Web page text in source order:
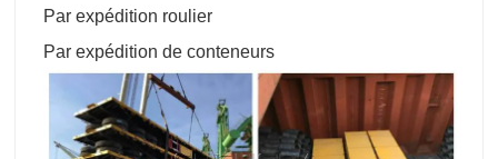
Par expédition roulier
Par expédition de conteneurs